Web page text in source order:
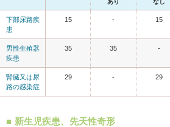
あり
なし
下部尿路疾
患
15 - 15
男性生殖器
疾患
35 35 -
腎臓又は尿
路の感染症
29 - 29
新生児疾患、先天性奇形